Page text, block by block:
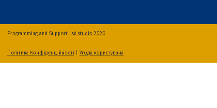
Programming and Support: lsd studio 2020
Політика Конфіденційності Угода користувача